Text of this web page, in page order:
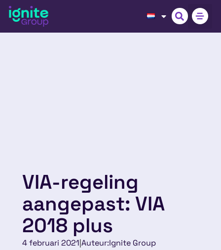
VIA-regeling
aangepast: VIA
2018 plus
4 februari 2021 Auteur:Ignite Group